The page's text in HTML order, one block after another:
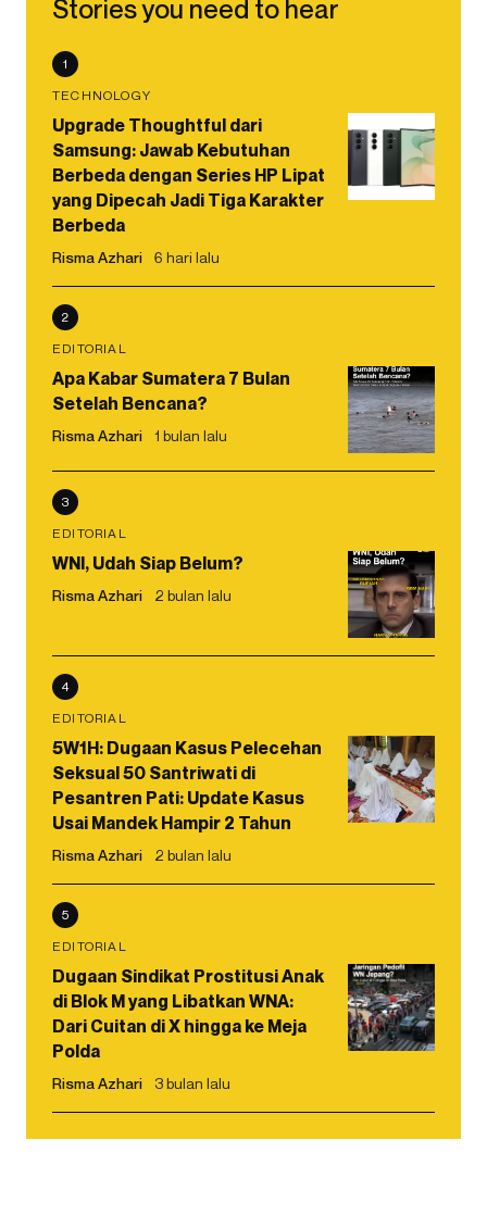
Stories you need to hear
1
TECHNOLOGY
Upgrade Thoughtful dari
Samsung: Jawab Kebutuhan
Berbeda dengan Series HP Lipat
yang Dipecah Jadi Tiga Karakter
Berbeda
Risma Azhari 6 hari lalu
2
EDITORIAL
Apa Kabar Sumatera 7 Bulan
Setelah Bencana?
Risma Azhari 1 bulan lalu
3
EDITORIAL
WNI, Udah Siap Belum?
Risma Azhari 2 bulan lalu
4
EDITORIAL
5W1H: Dugaan Kasus Pelecehan
Seksual 50 Santriwati di
Pesantren Pati: Update Kasus
Usai Mandek Hampir 2 Tahun
Risma Azhari 2 bulan lalu
5
EDITORIAL
Dugaan Sindikat Prostitusi Anak
di Blok M yang Libatkan WNA:
Dari Cuitan di X hingga ke Meja
Polda
Risma Azhari 3 bulan lalu